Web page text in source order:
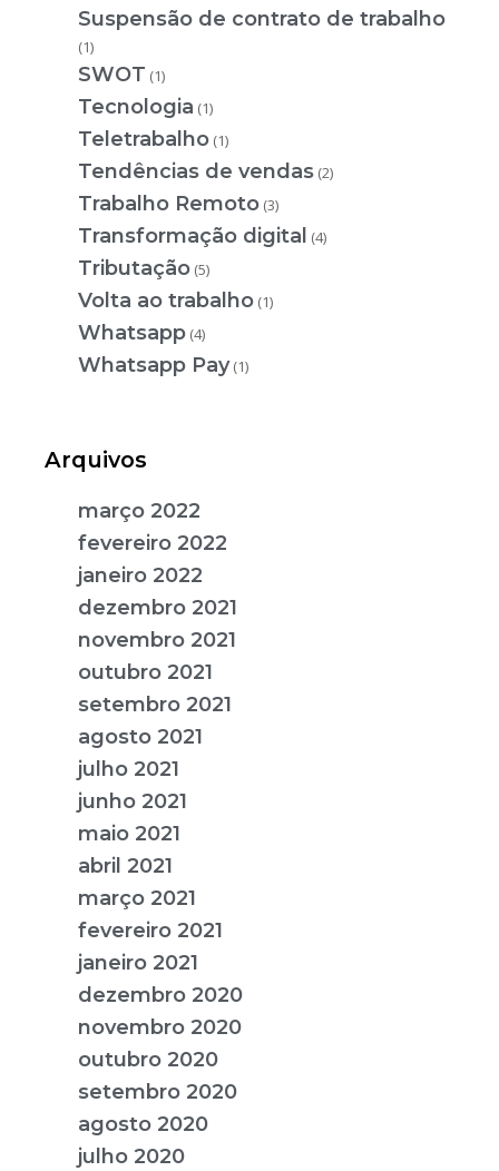
Suspensão de contrato de trabalho
(1)
SWOT (1)
Tecnologia (1)
Teletrabalho (1)
Tendências de vendas (2)
Trabalho Remoto (3)
Transformação digital (4)
Tributação (5)
Volta ao trabalho (1)
Whatsapp (4)
Whatsapp Pay (1)
Arquivos
março 2022
fevereiro 2022
janeiro 2022
dezembro 2021
novembro 2021
outubro 2021
setembro 2021
agosto 2021
julho 2021
junho 2021
maio 2021
abril 2021
março 2021
fevereiro 2021
janeiro 2021
dezembro 2020
novembro 2020
outubro 2020
setembro 2020
agosto 2020
julho 2020